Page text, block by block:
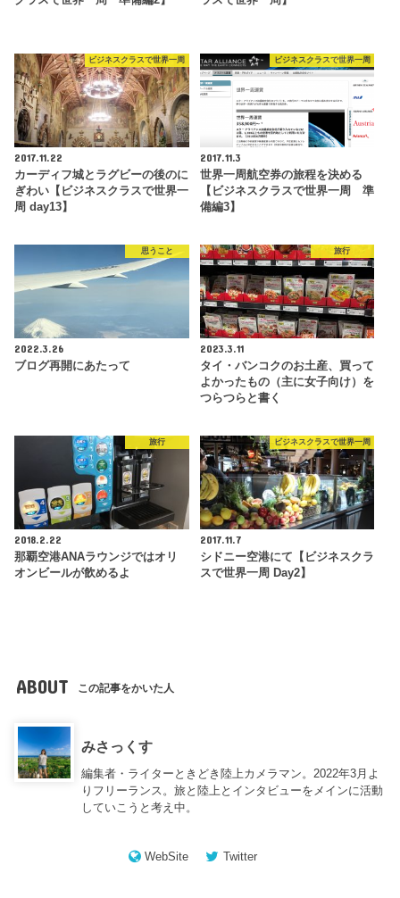
ビジネスクラスで世界一周
2017.11.22
カーディフ城とラグビーの後のに
ぎわい【ビジネスクラスで世界一
周 day13】
ビジネスクラスで世界一周
2017.11.3
世界一周航空券の旅程を決める
【ビジネスクラスで世界一周 準
備編3】
思うこと
2022.3.26
ブログ再開にあたって
旅行
2023.3.11
タイ・バンコクのお土産、買って
よかったもの（主に女子向け）を
つらつらと書く
旅行
2018.2.22
那覇空港ANAラウンジではオリ
オンビールが飲めるよ
ビジネスクラスで世界一周
2017.11.7
シドニー空港にて【ビジネスクラ
スで世界一周 Day2】
ABOUT この記事をかいた人
みさっくす
編集者・ライターときどき陸上カメラマン。2022年3月よ
りフリーランス。旅と陸上とインタビューをメインに活動
していこうと考え中。
WebSite Twitter